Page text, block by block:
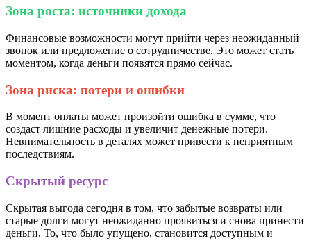
Зона роста: источники дохода
Финансовые возможности могут прийти через неожиданный
звонок или предложение о сотрудничестве. Это может стать
моментом, когда деньги появятся прямо сейчас.
Зона риска: потери и ошибки
В момент оплаты может произойти ошибка в сумме, что
создаст лишние расходы и увеличит денежные потери.
Невнимательность в деталях может привести к неприятным
последствиям.
Скрытый ресурс
Скрытая выгода сегодня в том, что забытые возвраты или
старые долги могут неожиданно проявиться и снова принести
деньги. То, что было упущено, становится доступным и